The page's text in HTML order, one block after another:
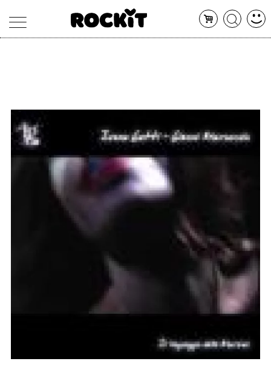
CONCERTI
SHOP
RADIO